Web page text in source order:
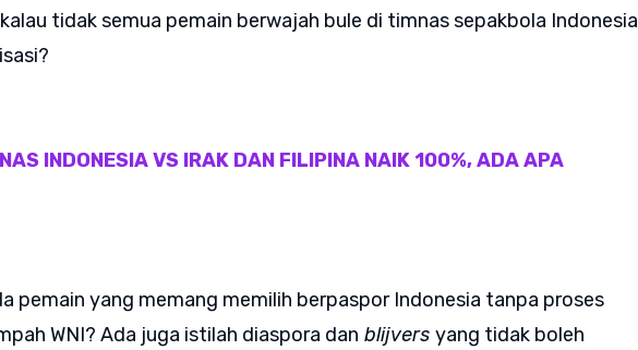
tidak semua pemain berwajah bule di timnas sepakbola Indonesia
INDONESIA VS IRAK DAN FILIPINA NAIK 100%, ADA APA
pemain yang memang memilih berpaspor Indonesia tanpa proses
WNI? Ada juga istilah diaspora dan blijvers yang tidak boleh